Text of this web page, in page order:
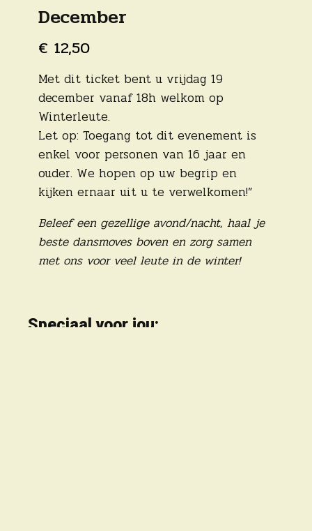
December
€ 12,50
Met dit ticket bent u vrijdag 19
december vanaf 18h welkom op
Winterleute.
Let op: Toegang tot dit evenement is
enkel voor personen van 16 jaar en
ouder. We hopen op uw begrip en
kijken ernaar uit u te verwelkomen!”
Beleef een gezellige avond/nacht, haal je
beste dansmoves boven en zorg samen
met ons voor veel leute in de winter!
Speciaal voor jou: